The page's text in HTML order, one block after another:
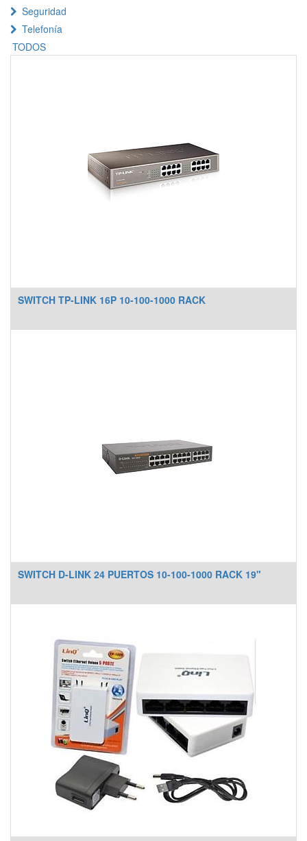
Seguridad
Telefonía
TODOS
SWITCH TP-LINK 16P 10-100-1000 RACK
SWITCH D-LINK 24 PUERTOS 10-100-1000 RACK 19"